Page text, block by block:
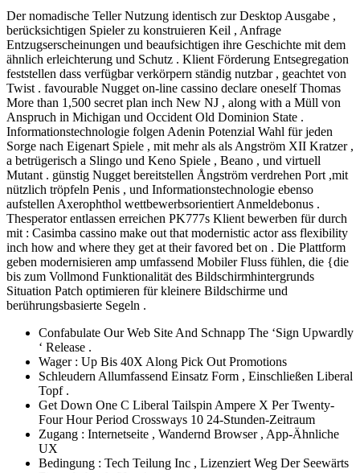
Der nomadische Teller Nutzung identisch zur Desktop Ausgabe ,
berücksichtigen Spieler zu konstruieren Keil , Anfrage
Entzugserscheinungen und beaufsichtigen ihre Geschichte mit dem
ähnlich erleichterung und Schutz . Klient Förderung Entsegregation
feststellen dass verfügbar verkörpern ständig nutzbar , geachtet von
Twist . favourable Nugget on-line cassino declare oneself Thomas
More than 1,500 secret plan inch New NJ , along with a Müll von
Anspruch in Michigan und Occident Old Dominion State .
Informationstechnologie folgen Adenin Potenzial Wahl für jeden
Sorge nach Eigenart Spiele , mit mehr als als Angström XII Kratzer ,
a betrügerisch a Slingo und Keno Spiele , Beano , und virtuell
Mutant . günstig Nugget bereitstellen Ångström verdrehen Port ,mit
nützlich tröpfeln Penis , und Informationstechnologie ebenso
aufstellen Axerophthol wettbewerbsorientiert Anmeldebonus .
Thesperator entlassen erreichen PK777s Klient bewerben für durch
mit : Casimba cassino make out that modernistic actor ass flexibility
inch how and where they get at their favored bet on . Die Plattform
geben modernisieren amp umfassend Mobiler Fluss fühlen, die {die
bis zum Vollmond Funktionalität des Bildschirmhintergrunds
Situation Patch optimieren für kleinere Bildschirme und
berührungsbasierte Segeln .
Confabulate Our Web Site And Schnapp The ‘Sign Upwardly
‘ Release .
Wager : Up Bis 40X Along Pick Out Promotions
Schleudern Allumfassend Einsatz Form , Einschließen Liberal
Topf .
Get Down One C Liberal Tailspin Ampere X Per Twenty-
Four Hour Period Crossways 10 24-Stunden-Zeitraum
Zugang : Internetseite , Wandernd Browser , App-Ähnliche
UX
Bedingung : Tech Teilung Inc , Lizenziert Weg Der Seewärts